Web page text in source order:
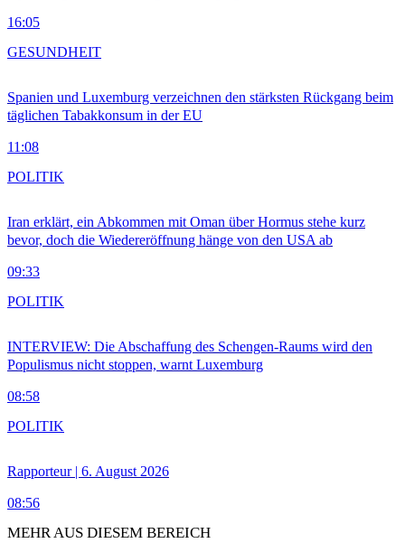
16:05
Spanien und Luxemburg verzeichnen den stärksten Rückgang beim
täglichen Tabakkonsum in der EU
11:08
GESUNDHEIT
Iran erklärt, ein Abkommen mit Oman über Hormus stehe kurz
bevor, doch die Wiedereröffnung hänge von den USA ab
09:33
POLITIK
INTERVIEW: Die Abschaffung des Schengen-Raums wird den
Populismus nicht stoppen, warnt Luxemburg
08:58
POLITIK
Rapporteur | 6. August 2026
08:56
POLITIK
MEHR AUS DIESEM BEREICH